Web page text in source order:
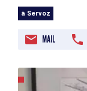
à Servoz
MAIL